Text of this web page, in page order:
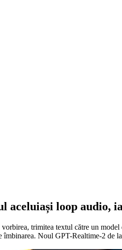
loop audio,
trimitea textul către un
îmbinarea. Noul GPT-Realtime-2